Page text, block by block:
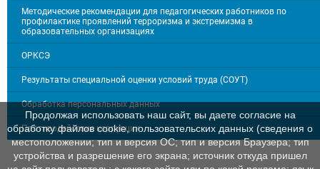
Методические рекомендации для педагогических работников по
профилактике проявлений терроризма и экстремизма в
образовательных организациях
ОРКСЭ
Результаты специальной оценки условий труда (СОУТ)
Обработка персональных данных
Противодействие коррупции
Продолжая использовать наш сайт, вы даете согласие на
обработку файлов cookie, пользовательских данных (сведения о
местоположении; тип и версия ОС; тип и версия Браузера; тип
устройства и разрешение его экрана; источник откуда пришел